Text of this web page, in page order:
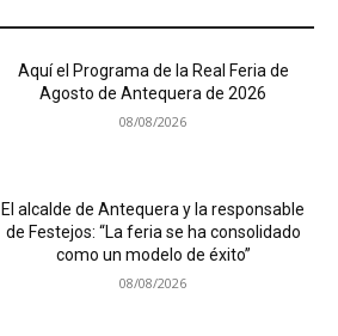
Aquí el Programa de la Real Feria de
Agosto de Antequera de 2026
08/08/2026
El alcalde de Antequera y la responsable
de Festejos: “La feria se ha consolidado
como un modelo de éxito”
08/08/2026